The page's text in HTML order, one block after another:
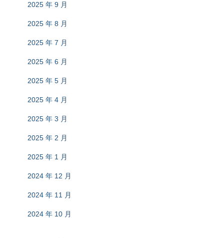
2025 年 9 月
2025 年 8 月
2025 年 7 月
2025 年 6 月
2025 年 5 月
2025 年 4 月
2025 年 3 月
2025 年 2 月
2025 年 1 月
2024 年 12 月
2024 年 11 月
2024 年 10 月